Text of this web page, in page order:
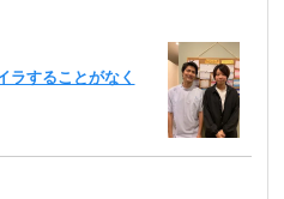
ラすることがなく